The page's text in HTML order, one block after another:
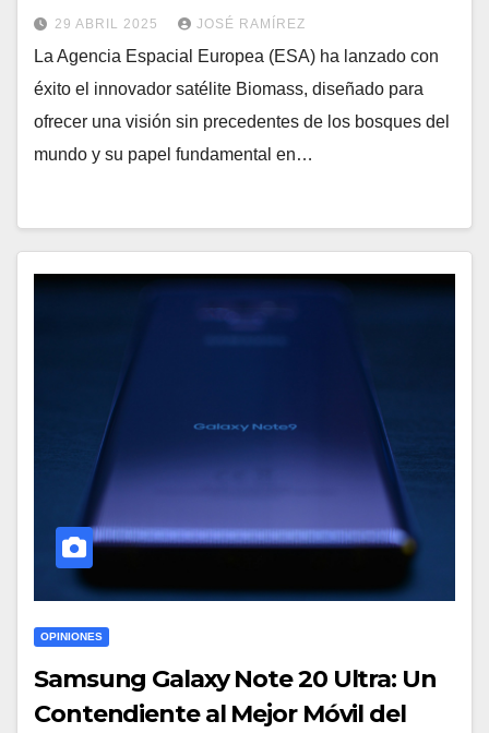
29 ABRIL 2025 JOSÉ RAMÍREZ
La Agencia Espacial Europea (ESA) ha lanzado con
éxito el innovador satélite Biomass, diseñado para
ofrecer una visión sin precedentes de los bosques del
mundo y su papel fundamental en…
OPINIONES
Samsung Galaxy Note 20 Ultra: Un
Contendiente al Mejor Móvil del